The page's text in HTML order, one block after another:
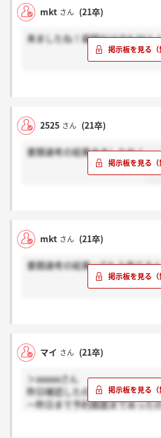
mkt さん (21卒)
来ましたね！福岡だけでも50人
2525 さん (21卒)
書類選考の結果きましたね！
mkt さん (21卒)
書類選考の結果ってもう来てる
マイ さん (21卒)
＞aaaaaさん
昨日確認したのですが無くなっ
一昨日まで予約画面まであった